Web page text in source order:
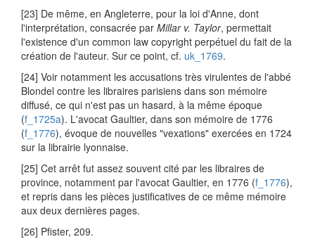
[23] De même, en Angleterre, pour la loi d'Anne, dont
l'interprétation, consacrée par Millar v. Taylor, permettait
l'existence d'un common law copyright perpétuel du fait de la
création de l'auteur. Sur ce point, cf. uk_1769.
[24] Voir notamment les accusations très virulentes de l'abbé
Blondel contre les libraires parisiens dans son mémoire
diffusé, ce qui n'est pas un hasard, à la même époque
(f_1725a). L'avocat Gaultier, dans son mémoire de 1776
(f_1776), évoque de nouvelles "vexations" exercées en 1724
sur la librairie lyonnaise.
[25] Cet arrêt fut assez souvent cité par les libraires de
province, notamment par l'avocat Gaultier, en 1776 (f_1776),
et repris dans les pièces justificatives de ce même mémoire
aux deux dernières pages.
[26] Pfister, 209.